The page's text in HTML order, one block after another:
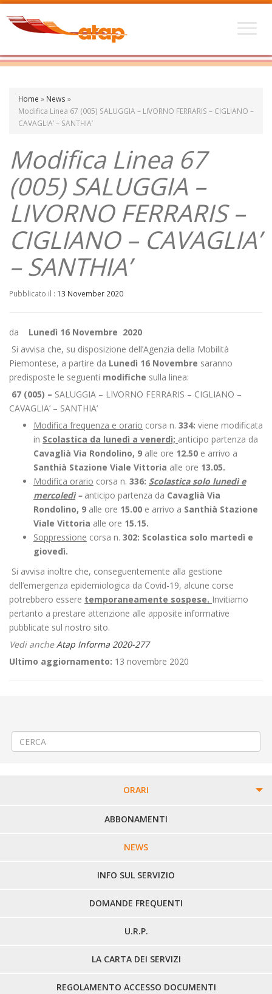
Home » News »
Modifica Linea 67 (005) SALUGGIA – LIVORNO FERRARIS – CIGLIANO –
CAVAGLIA’ – SANTHIA’
Modifica Linea 67
(005) SALUGGIA –
LIVORNO FERRARIS –
CIGLIANO – CAVAGLIA’
– SANTHIA’
Pubblicato il : 13 November 2020
da Lunedì 16 Novembre 2020
Si avvisa che, su disposizione dell’Agenzia della Mobilità
Piemontese, a partire da Lunedì 16 Novembre saranno
predisposte le seguenti modifiche sulla linea:
67 (005) – SALUGGIA – LIVORNO FERRARIS – CIGLIANO –
CAVAGLIA’ – SANTHIA’
Modifica frequenza e orario corsa n. 334: viene modificata
in Scolastica da lunedì a venerdì; anticipo partenza da
Cavaglià Via Rondolino, 9 alle ore 12.50 e arrivo a
Santhià Stazione Viale Vittoria alle ore 13.05.
Modifica orario corsa n. 336: Scolastica solo lunedì e
mercoledì– anticipo partenza da Cavaglià Via
Rondolino, 9 alle ore 15.00 e arrivo a Santhià Stazione
Viale Vittoria alle ore 15.15.
Soppressione corsa n. 302: Scolastica solo martedì e
giovedì.
Si avvisa inoltre che, conseguentemente alla gestione
dell’emergenza epidemiologica da Covid-19, alcune corse
potrebbero essere temporaneamente sospese. Invitiamo
pertanto a prestare attenzione alle apposite informative
pubblicate sul nostro sito.
Vedi ancheAtap Informa 2020-277
Ultimo aggiornamento: 13 novembre 2020
ORARI
PERCORSI URBANI IN BIELLA
LINEE URBANE VERCELLI
LINEE EXTRAURBANE
ABBONAMENTI
NEWS
INFO SUL SERVIZIO
DOMANDE FREQUENTI
U.R.P.
LA CARTA DEI SERVIZI
REGOLAMENTO ACCESSO DOCUMENTI